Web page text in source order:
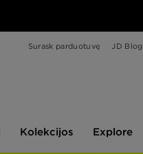
Surask parduotuvę JD Blog
Kolekcijos Explore